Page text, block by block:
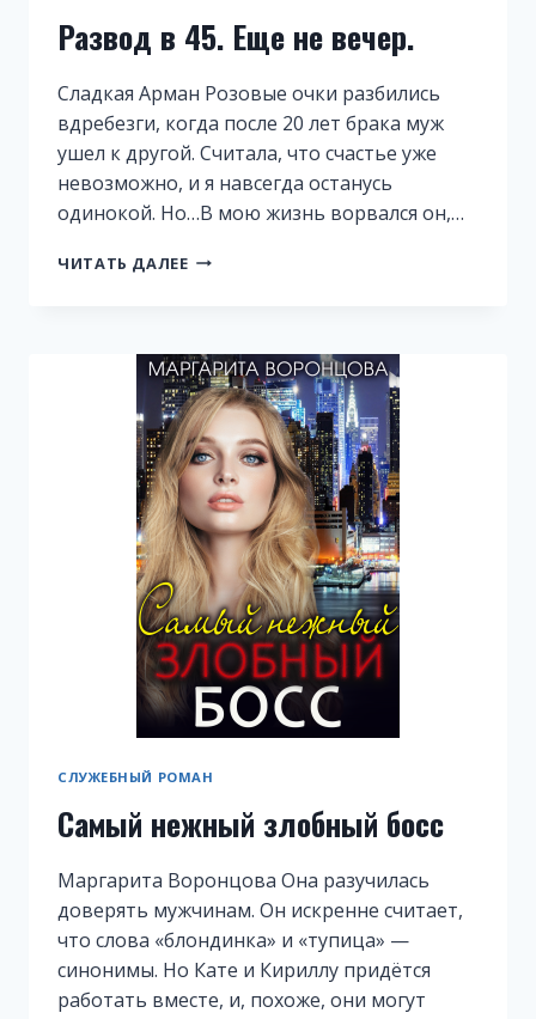
Развод в 45. Еще не вечер.
Сладкая Арман Розовые очки разбились
вдребезги, когда после 20 лет брака муж
ушел к другой. Считала, что счастье уже
невозможно, и я навсегда останусь
одинокой. Но…В мою жизнь ворвался он,…
ЧИТАТЬ ДАЛЕЕ РАЗВОД
НЕ
ВЕЧЕР.
СЛУЖЕБНЫЙ РОМАН
Самый нежный злобный босс
Маргарита Воронцова Она разучилась
доверять мужчинам. Он искренне считает,
что слова «блондинка» и «тупица» —
синонимы. Но Кате и Кириллу придётся
работать вместе, и, похоже, они могут